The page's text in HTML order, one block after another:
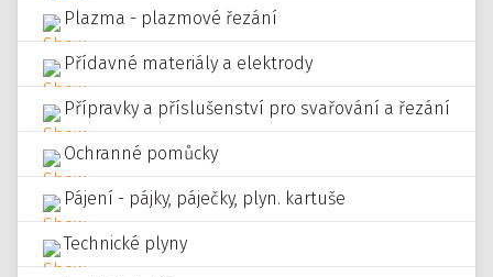
Plazma - plazmové řezání
Přídavné materiály a elektrody
Přípravky a příslušenství pro svařování a řezání
Ochranné pomůcky
Pájení - pájky, páječky, plyn. kartuše
Technické plyny